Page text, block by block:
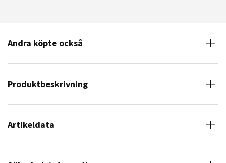
Andra köpte också
Produktbeskrivning
Artikeldata